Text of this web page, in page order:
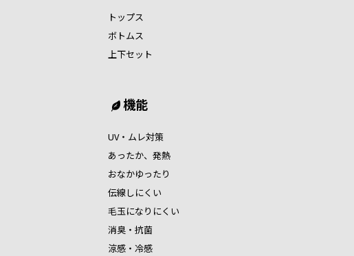
トップス
ボトムス
上下セット
機能
UV・ムレ対策
あったか、発熱
おなかゆったり
伝線しにくい
毛玉になりにくい
消臭・抗菌
涼感・冷感